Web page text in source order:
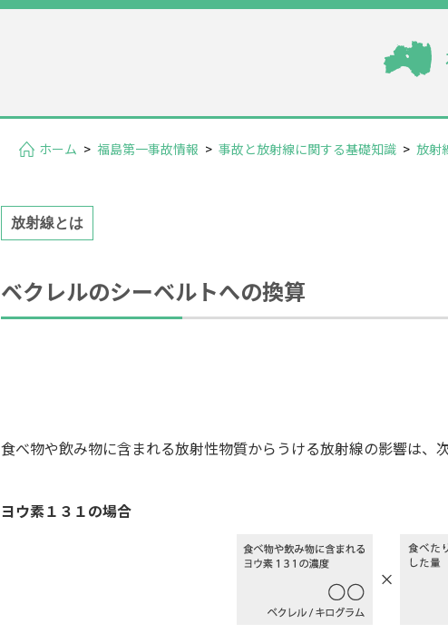
ホーム > 福島第一事故情報 > 事故と放射線に関する基礎知識 > 放射
放射線とは
ベクレルのシーベルトへの換算
食べ物や飲み物に含まれる放射性物質からうける放射線の影響は、
ヨウ素１３１の場合